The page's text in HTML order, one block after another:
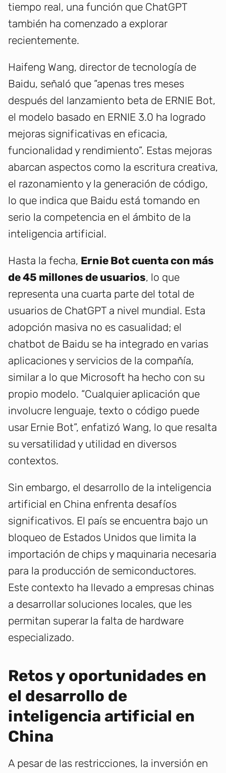
tiempo real, una función que ChatGPT
también ha comenzado a explorar
recientemente.
Haifeng Wang, director de tecnología de
Baidu, señaló que “apenas tres meses
después del lanzamiento beta de ERNIE Bot,
el modelo basado en ERNIE 3.0 ha logrado
mejoras significativas en eficacia,
funcionalidad y rendimiento”. Estas mejoras
abarcan aspectos como la escritura creativa,
el razonamiento y la generación de código,
lo que indica que Baidu está tomando en
serio la competencia en el ámbito de la
inteligencia artificial.
Hasta la fecha, Ernie Bot cuenta con más
de 45 millones de usuarios, lo que
representa una cuarta parte del total de
usuarios de ChatGPT a nivel mundial. Esta
adopción masiva no es casualidad; el
chatbot de Baidu se ha integrado en varias
aplicaciones y servicios de la compañía,
similar a lo que Microsoft ha hecho con su
propio modelo. “Cualquier aplicación que
involucre lenguaje, texto o código puede
usar Ernie Bot”, enfatizó Wang, lo que resalta
su versatilidad y utilidad en diversos
contextos.
Sin embargo, el desarrollo de la inteligencia
artificial en China enfrenta desafíos
significativos. El país se encuentra bajo un
bloqueo de Estados Unidos que limita la
importación de chips y maquinaria necesaria
para la producción de semiconductores.
Este contexto ha llevado a empresas chinas
a desarrollar soluciones locales, que les
permitan superar la falta de hardware
especializado.
Retos y oportunidades en
el desarrollo de
inteligencia artificial en
China
A pesar de las restricciones, la inversión en